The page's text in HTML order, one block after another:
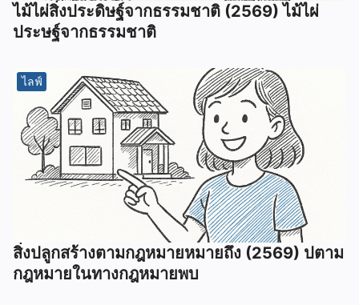
ไม้ไผ่สิ่งประดิษฐ์จากธรรมชาติ (2569) ไม้ไผ่
ประษฐ์จากธรรมชาติ
ไลฟ์
สิ่งปลูกสร้างตามกฎหมายหมายถึง (2569) ปตาม
กฎหมายในทางกฎหมายพบ